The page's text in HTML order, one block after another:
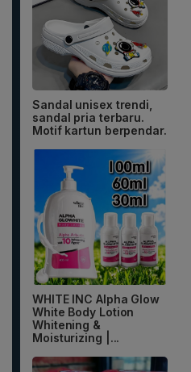
Sandal unisex trendi,
sandal pria terbaru.
Motif kartun berpendar.
WHITE INC Alpha Glow
White Body Lotion
Whitening &
Moisturizing |...